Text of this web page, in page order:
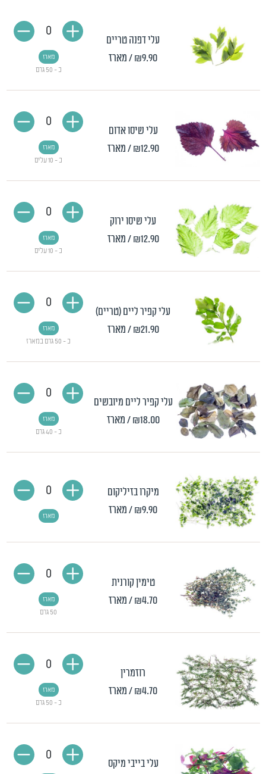
עלי דפנה טריים
₪9.90/ מארז
כ - 50 גרם
מארז
0
עלי שיסו אדום
₪12.90 / מארז
כ - 10 עלים
מארז
0
עלי שיסו ירוק
₪12.90 / מארז
כ - 10 עלים
מארז
0
עלי קפיר ליים (טריים)
₪21.90 / מארז
כ - 50 גרם במארז
מארז
0
עלי קפיר ליים מיובשים
₪18.00 / מארז
כ - 40 גרם
מארז
0
מיקרו בזיליקום
₪9.90/ מארז מארז
0
טימין קורנית
₪4.70/ מארז
50 גרם
מארז
0
רוזמרין
₪4.70/ מארז
כ - 50 גרם
מארז
0
עלי בייבי מיקס
0